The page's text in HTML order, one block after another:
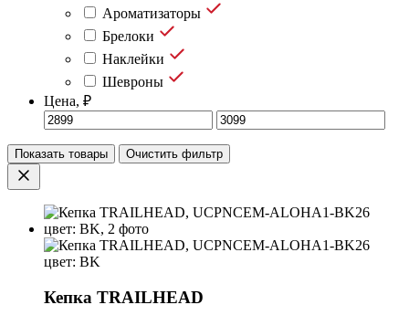
Ароматизаторы
Брелоки
Наклейки
Шевроны
Цена, ₽
Показать товары Очистить фильтр
Кепка TRAILHEAD